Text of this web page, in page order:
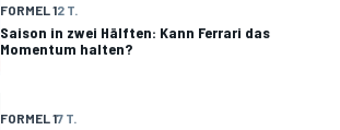
FORMEL 12 T.
Saison in zwei Hälften: Kann Ferrari das
Momentum halten?
FORMEL 17 T.